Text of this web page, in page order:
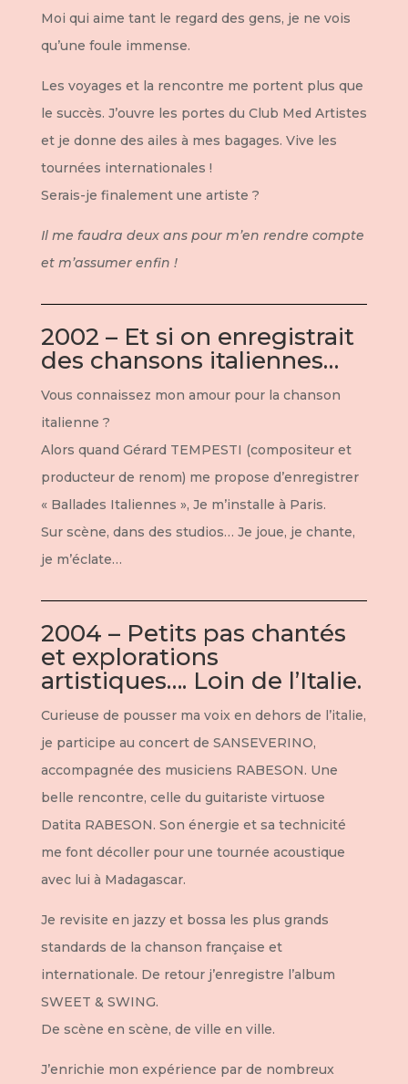
Moi qui aime tant le regard des gens, je ne vois
qu’une foule immense.
Les voyages et la rencontre me portent plus que
le succès. J’ouvre les portes du Club Med Artistes
et je donne des ailes à mes bagages. Vive les
tournées internationales !
Serais-je finalement une artiste ?
Il me faudra deux ans pour m’en rendre compte
et m’assumer enfin !
2002 – Et si on enregistrait
des chansons italiennes…
Vous connaissez mon amour pour la chanson
italienne ?
Alors quand Gérard TEMPESTI (compositeur et
producteur de renom) me propose d’enregistrer
« Ballades Italiennes », Je m’installe à Paris.
Sur scène, dans des studios… Je joue, je chante,
je m’éclate…
2004 – Petits pas chantés
et explorations
artistiques…. Loin de l’Italie.
Curieuse de pousser ma voix en dehors de l’italie,
je participe au concert de SANSEVERINO,
accompagnée des musiciens RABESON. Une
belle rencontre, celle du guitariste virtuose
Datita RABESON. Son énergie et sa technicité
me font décoller pour une tournée acoustique
avec lui à Madagascar.
Je revisite en jazzy et bossa les plus grands
standards de la chanson française et
internationale. De retour j’enregistre l’album
SWEET & SWING.
De scène en scène, de ville en ville.
J’enrichie mon expérience par de nombreux